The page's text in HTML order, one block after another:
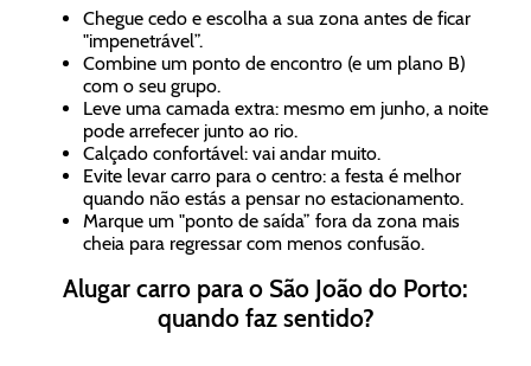
Chegue cedo e escolha a sua zona antes de ficar
"impenetrável”.
Combine um ponto de encontro (e um plano B)
com o seu grupo.
Leve uma camada extra: mesmo em junho, a noite
pode arrefecer junto ao rio.
Calçado confortável: vai andar muito.
Evite levar carro para o centro: a festa é melhor
quando não estás a pensar no estacionamento.
Marque um "ponto de saída” fora da zona mais
cheia para regressar com menos confusão.
Alugar carro para o São João do Porto:
quando faz sentido?